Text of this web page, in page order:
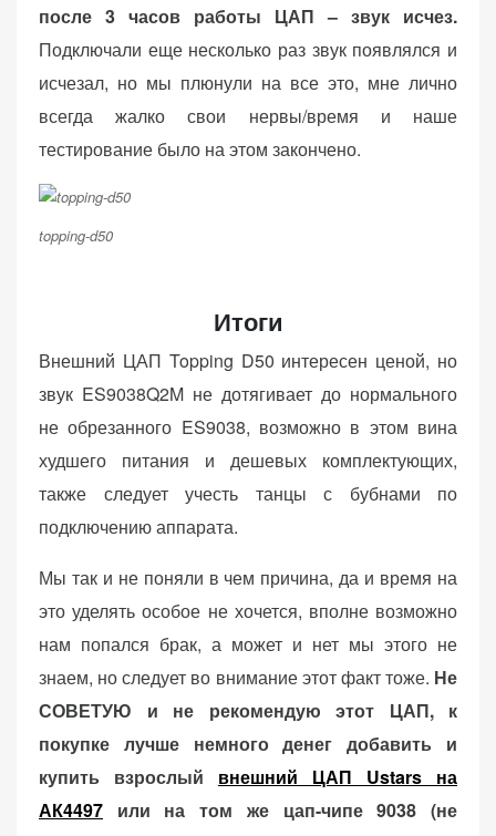
после 3 часов работы ЦАП – звук исчез.
Подключали еще несколько раз звук появлялся и
исчезал, но мы плюнули на все это, мне лично
всегда жалко свои нервы/время и наше
тестирование было на этом закончено.
topping-d50
Итоги
Внешний ЦАП Topping D50 интересен ценой, но
звук ES9038Q2M не дотягивает до нормального
не обрезанного ES9038, возможно в этом вина
худшего питания и дешевых комплектующих,
также следует учесть танцы с бубнами по
подключению аппарата.
Мы так и не поняли в чем причина, да и время на
это уделять особое не хочется, вполне возможно
нам попался брак, а может и нет мы этого не
знаем, но следует во внимание этот факт тоже. Не
СОВЕТУЮ и не рекомендую этот ЦАП, к
покупке лучше немного денег добавить и
купить взрослый внешний ЦАП Ustars на
АК4497 или на том же цап-чипе 9038 (не